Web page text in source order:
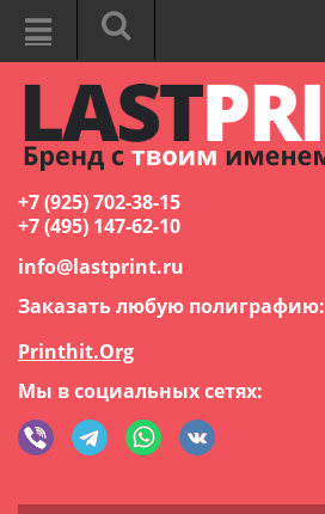
+7 (925) 702-38-15
+7 (495) 147-62-10
info@lastprint.ru
Заказать любую полиграфию:
Printhit.Org
Мы в социальных сетях: